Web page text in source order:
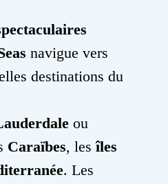
navigue vers
destinations du
ou
Caraïbes, lesîles
. Les